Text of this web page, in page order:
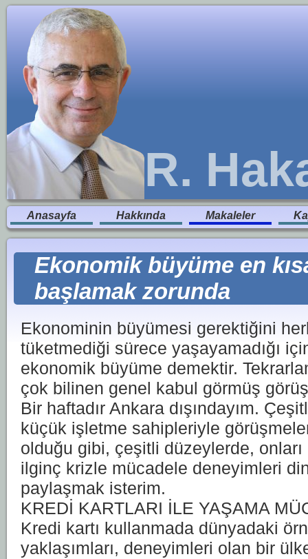
R.
Anasayfa Hakkında Makaleler
Ekonomik büyüme en
başlamak zorunda
Ekonominin büyümesi gerektiğini
tüketmediği sürece yaşayamadığı
ekonomik büyüme demektir.
çok bilinen genel kabul görmüş
Bir haftadır Ankara dışındayım.
küçük işletme sahipleriyle
olduğu gibi, çeşitli düzeylerde,
ilginç krizle mücadele deneyimleri
paylaşmak isterim.
KREDİ KARTLARI İLE YAŞAMA
Kredi kartı kullanmada dünyadaki
yaklaşımları, deneyimleri olan bir